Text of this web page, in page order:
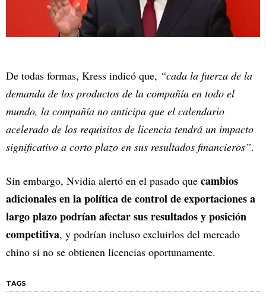
De todas formas, Kress indicó que, “cada la fuerza de la
demanda de los productos de la compañía en todo el
mundo, la compañía no anticipa que el calendario
acelerado de los requisitos de licencia tendrá un impacto
significativo a corto plazo en sus resultados financieros”.
Sin embargo, Nvidia alertó en el pasado que cambios
adicionales en la política de control de exportaciones a
largo plazo podrían afectar sus resultados y posición
competitiva, y podrían incluso excluirlos del mercado
chino si no se obtienen licencias oportunamente.
TAGS